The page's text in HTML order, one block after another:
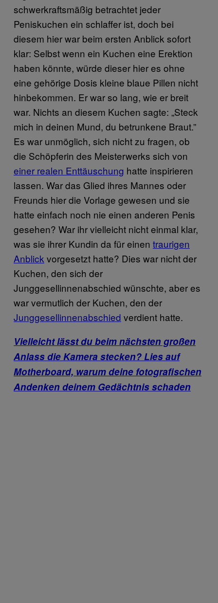
schwerkraftsmäßig betrachtet jeder
Peniskuchen ein schlaffer ist, doch bei
diesem hier war beim ersten Anblick sofort
klar: Selbst wenn ein Kuchen eine Erektion
haben könnte, würde dieser hier es ohne
eine gehörige Dosis kleine blaue Pillen nicht
hinbekommen. Er war so lang, wie er breit
war. Nichts an diesem Kuchen sagte: „Steck
mich in deinen Mund, du betrunkene Braut.”
Es war unmöglich, sich nicht zu fragen, ob
die Schöpferin des Meisterwerks sich von
einer realen Enttäuschung hatte inspirieren
lassen. War das Glied ihres Mannes oder
Freunds hier die Vorlage gewesen und sie
hatte einfach noch nie einen anderen Penis
gesehen? War ihr vielleicht nicht einmal klar,
was sie ihrer Kundin da für einen traurigen
Anblick vorgesetzt hatte? Dies war nicht der
Kuchen, den sich der
Junggesellinnenabschied wünschte, aber es
war vermutlich der Kuchen, den der
Junggesellinnenabschied verdient hatte.
Vielleicht lässt du beim nächsten großen
Anlass die Kamera stecken? Lies auf
Motherboard, warum deine fotografischen
Andenken deinem Gedächtnis schaden